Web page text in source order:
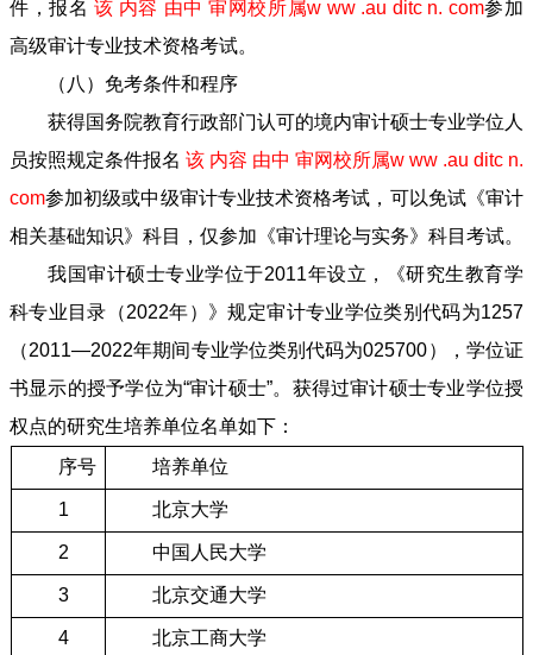
件，报名 该 内容 由中 审网校所属w ww .au ditc n. com参加
高级审计专业技术资格考试。
（八）免考条件和程序
获得国务院教育行政部门认可的境内审计硕士专业学位人
员按照规定条件报名 该 内容 由中 审网校所属w ww .au ditc n.
com参加初级或中级审计专业技术资格考试，可以免试《审计
相关基础知识》科目，仅参加《审计理论与实务》科目考试。
我国审计硕士专业学位于2011年设立，《研究生教育学
科专业目录（2022年）》规定审计专业学位类别代码为1257
（2011—2022年期间专业学位类别代码为025700），学位证
书显示的授予学位为“审计硕士”。获得过审计硕士专业学位授
权点的研究生培养单位名单如下：
序号
培养单位
1 北京大学
2 中国人民大学
3 北京交通大学
4 北京工商大学